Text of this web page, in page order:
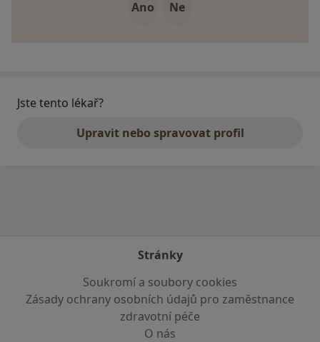
Ano Ne
Jste tento lékař?
Upravit nebo spravovat profil
Stránky
Soukromí a soubory cookies
Zásady ochrany osobních údajů pro zaměstnance
zdravotní péče
O nás